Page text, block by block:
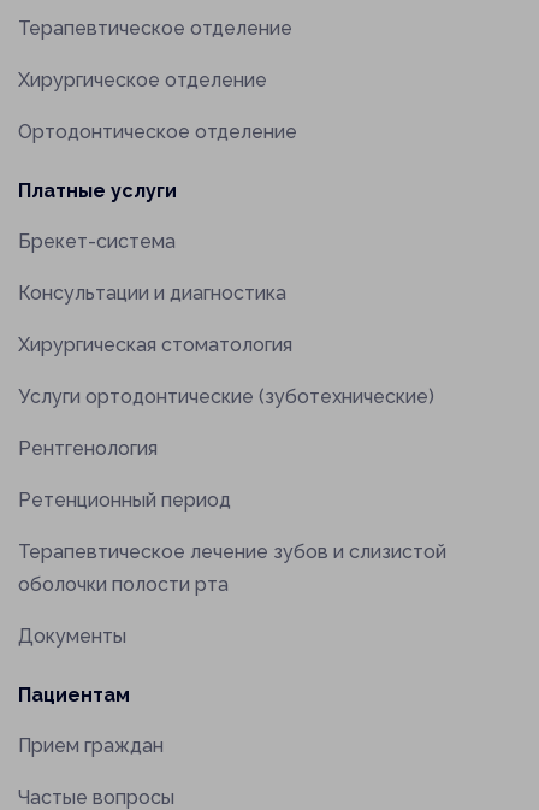
Терапевтическое отделение
Хирургическое отделение
Ортодонтическое отделение
Платные услуги
Брекет-система
Консультации и диагностика
Хирургическая стоматология
Услуги ортодонтические (зуботехнические)
Рентгенология
Ретенционный период
Терапевтическое лечение зубов и слизистой
оболочки полости рта
Документы
Пациентам
Прием граждан
Частые вопросы